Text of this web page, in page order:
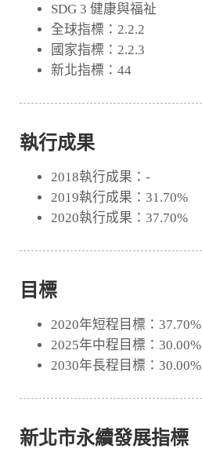
SDG 3 健康與福祉
全球指標：2.2.2
國家指標：2.2.3
新北指標：44
執行成果
2018執行成果：-
2019執行成果：31.70%
2020執行成果：37.70%
目標
2020年短程目標：37.70%
2025年中程目標：30.00%
2030年長程目標：30.00%
新北市永續發展指標